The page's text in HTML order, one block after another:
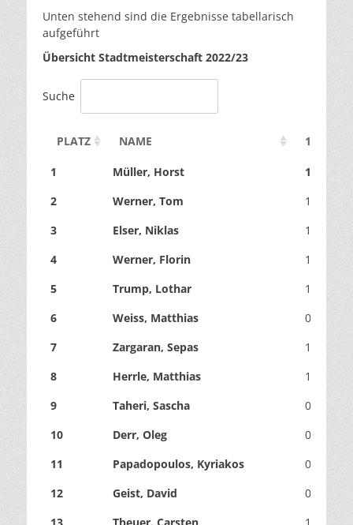
Unten stehend sind die Ergebnisse tabellarisch
aufgeführt
Übersicht Stadtmeisterschaft 2022/23
Suche
PLATZ NAME 1
1 Müller, Horst 1
2
Werner, Tom 1
3
Elser, Niklas 1
4
Werner, Florin 1
5
Trump, Lothar 1
6
Weiss, Matthias 0
7
Zargaran, Sepas 1
8
Herrle, Matthias 1
9
Taheri, Sascha 0
10
Derr, Oleg 0
11
Papadopoulos, Kyriakos 0
12
Geist, David 0